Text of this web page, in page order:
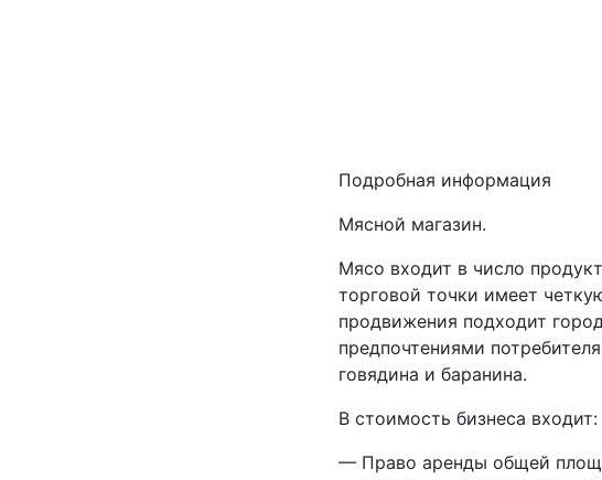
Подробная информация
Мясной магазин.
Мясо входит в число
торговой точки имеет
продвижения подходит
предпочтениями
говядина и баранина.
В стоимость бизнеса входит:
— Право аренды общей